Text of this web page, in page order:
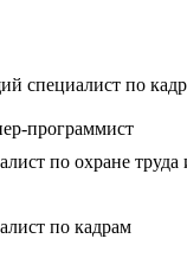
специалист по
программист
по охране
по кадрам